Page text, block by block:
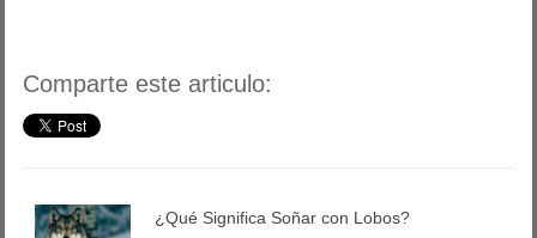
Comparte este articulo:
¿Qué Significa Soñar con Lobos?